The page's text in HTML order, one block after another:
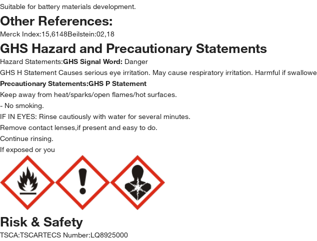
Suitable for battery materials development.
Other References:
Merck Index:15,6148Beilstein:02,18
GHS Hazard and Precautionary Statements
Hazard Statements:GHS Signal Word: Danger
GHS H Statement Causes serious eye irritation. May cause respiratory irritation. Harmful if
Precautionary Statements:GHS P Statement
Keep away from heat/sparks/open flames/hot surfaces.
- No smoking.
IF IN EYES: Rinse cautiously with water for several minutes.
Remove contact lenses,if present and easy to do.
Continue rinsing.
If exposed or you
Risk & Safety
TSCA:TSCARTECS Number:LQ8925000